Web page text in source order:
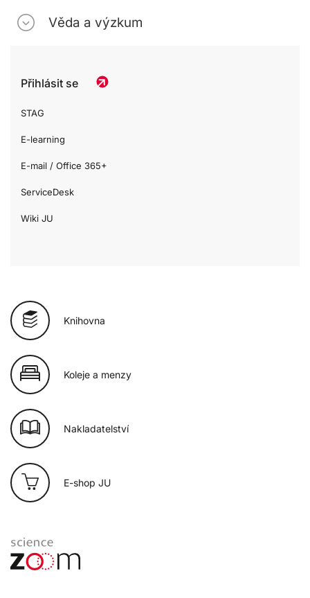
Věda a výzkum
Přihlásit se
STAG
E-learning
E-mail / Office 365+
ServiceDesk
Wiki JU
Knihovna
Koleje a menzy
Nakladatelství
E-shop JU